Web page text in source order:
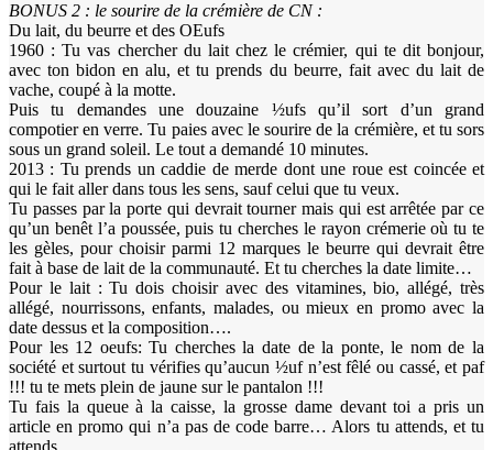
BONUS 2 : le sourire de la crémière de CN :
Du lait, du beurre et des OEufs
1960 : Tu vas chercher du lait chez le crémier, qui te dit bonjour,
avec ton bidon en alu, et tu prends du beurre, fait avec du lait de
vache, coupé à la motte.
Puis tu demandes une douzaine ½ufs qu’il sort d’un grand
compotier en verre. Tu paies avec le sourire de la crémière, et tu sors
sous un grand soleil. Le tout a demandé 10 minutes.
2013 : Tu prends un caddie de merde dont une roue est coincée et
qui le fait aller dans tous les sens, sauf celui que tu veux.
Tu passes par la porte qui devrait tourner mais qui est arrêtée par ce
qu’un benêt l’a poussée, puis tu cherches le rayon crémerie où tu te
les gèles, pour choisir parmi 12 marques le beurre qui devrait être
fait à base de lait de la communauté. Et tu cherches la date limite…
Pour le lait : Tu dois choisir avec des vitamines, bio, allégé, très
allégé, nourrissons, enfants, malades, ou mieux en promo avec la
date dessus et la composition….
Pour les 12 oeufs: Tu cherches la date de la ponte, le nom de la
société et surtout tu vérifies qu’aucun ½uf n’est fêlé ou cassé, et paf
!!! tu te mets plein de jaune sur le pantalon !!!
Tu fais la queue à la caisse, la grosse dame devant toi a pris un
article en promo qui n’a pas de code barre… Alors tu attends, et tu